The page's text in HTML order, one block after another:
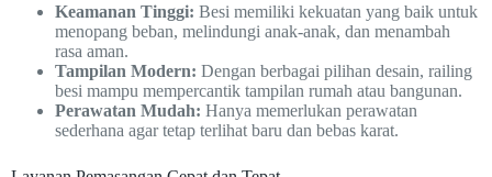
Keamanan Tinggi: Besi memiliki kekuatan yang baik untuk
menopang beban, melindungi anak-anak, dan menambah
rasa aman.
Tampilan Modern: Dengan berbagai pilihan desain, railing
besi mampu mempercantik tampilan rumah atau bangunan.
Perawatan Mudah: Hanya memerlukan perawatan
sederhana agar tetap terlihat baru dan bebas karat.